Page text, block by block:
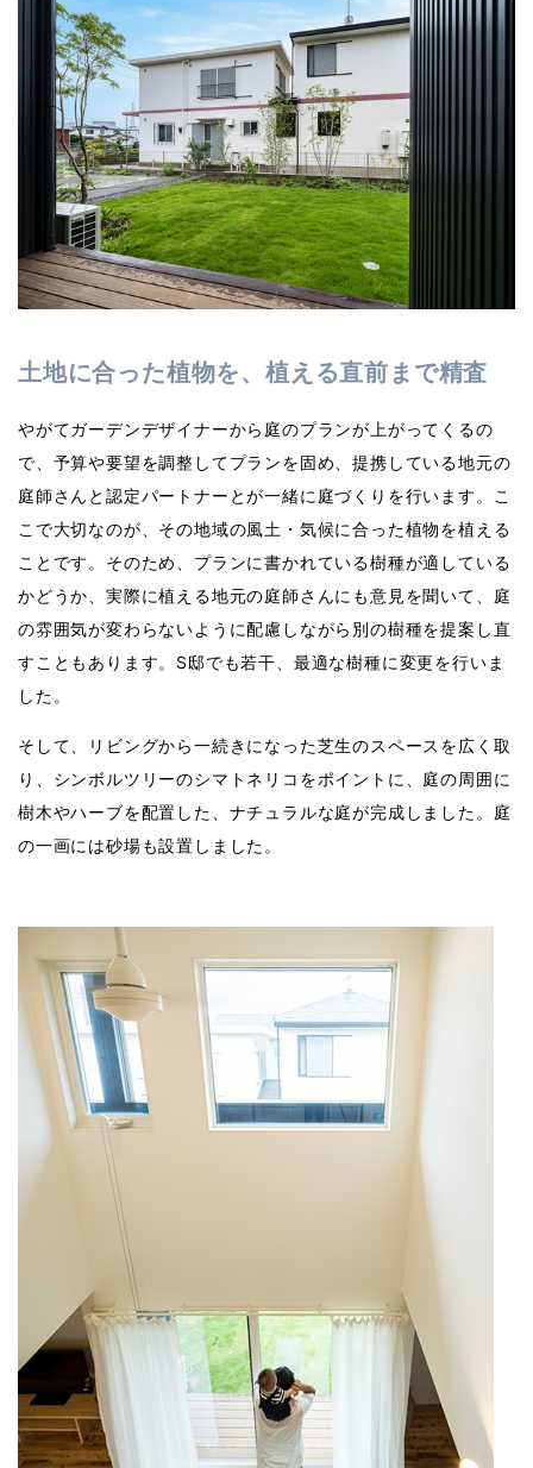
土地に合った植物を、植える直前まで精査
やがてガーデンデザイナーから庭のプランが上がってくるの
で、予算や要望を調整してプランを固め、提携している地元の
庭師さんと認定パートナーとが一緒に庭づくりを行います。こ
こで大切なのが、その地域の風土・気候に合った植物を植える
ことです。そのため、プランに書かれている樹種が適している
かどうか、実際に植える地元の庭師さんにも意見を聞いて、庭
の雰囲気が変わらないように配慮しながら別の樹種を提案し直
すこともあります。S邸でも若干、最適な樹種に変更を行いま
した。
そして、リビングから一続きになった芝生のスペースを広く取
り、シンボルツリーのシマトネリコをポイントに、庭の周囲に
樹木やハーブを配置した、ナチュラルな庭が完成しました。庭
の一画には砂場も設置しました。